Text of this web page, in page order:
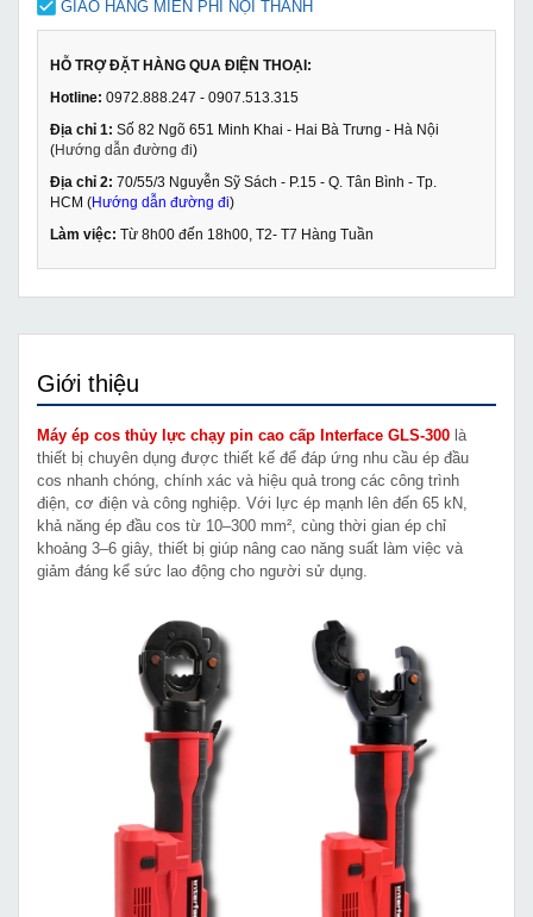
GIAO HÀNG MIỄN PHÍ NỘI THÀNH
HỖ TRỢ ĐẶT HÀNG QUA ĐIỆN THOẠI:
Hotline: 0972.888.247 - 0907.513.315
Địa chỉ 1: Số 82 Ngõ 651 Minh Khai - Hai Bà Trưng - Hà Nội
(Hướng dẫn đường đi)
Địa chỉ 2: 70/55/3 Nguyễn Sỹ Sách - P.15 - Q. Tân Bình - Tp.
HCM (Hướng dẫn đường đi)
Làm việc: Từ 8h00 đến 18h00, T2- T7 Hàng Tuần
Giới thiệu
Máy ép cos thủy lực chạy pin cao cấp Interface GLS-300 là
thiết bị chuyên dụng được thiết kế để đáp ứng nhu cầu ép đầu
cos nhanh chóng, chính xác và hiệu quả trong các công trình
điện, cơ điện và công nghiệp. Với lực ép mạnh lên đến 65 kN,
khả năng ép đầu cos từ 10–300 mm², cùng thời gian ép chỉ
khoảng 3–6 giây, thiết bị giúp nâng cao năng suất làm việc và
giảm đáng kể sức lao động cho người sử dụng.